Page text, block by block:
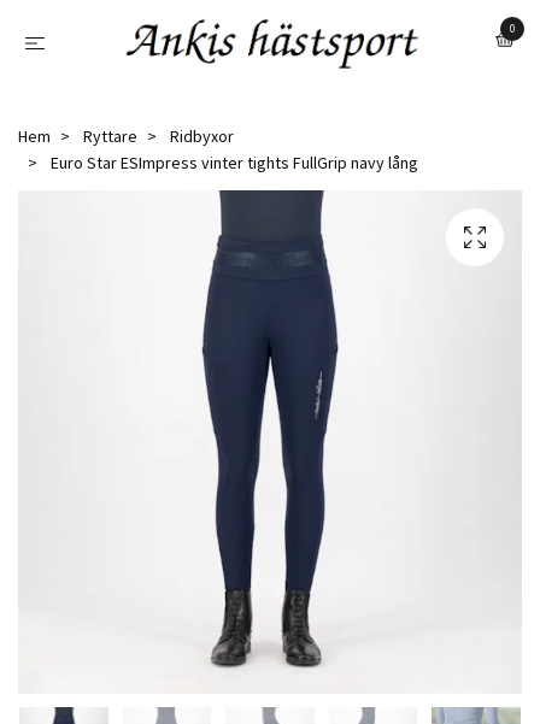
0
Hem Ryttare
Ridbyxor
Euro Star ESImpress vinter tights FullGrip navy lång